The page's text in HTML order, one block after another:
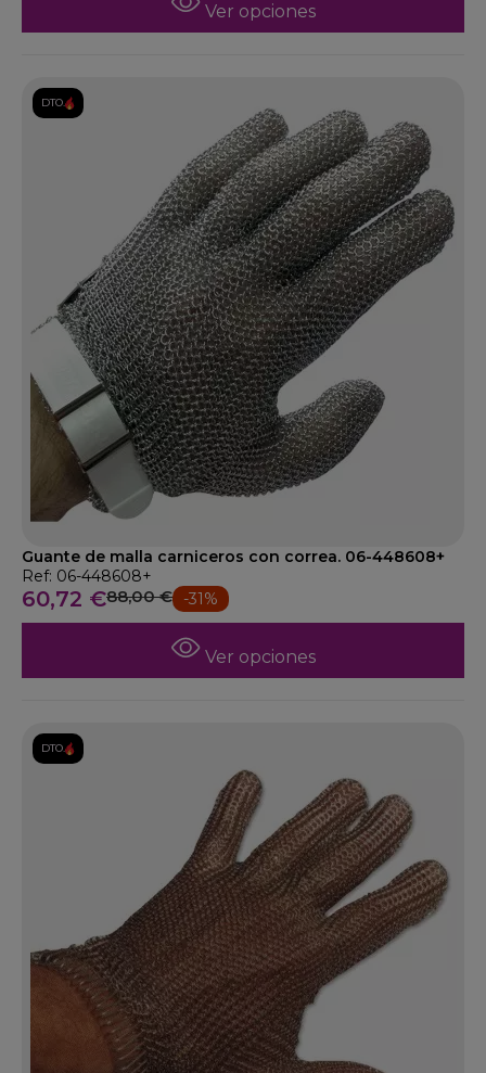
Ver opciones
DTO.
Guante de malla carniceros con correa. 06-448608+
Ref: 06-448608+
60,72 €88,00 € -31%
Ver opciones
DTO.